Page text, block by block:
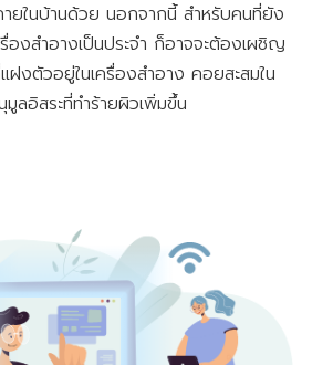
ยในบ้านด้วย นอกจากนี้ สำหรับคนที่ยัง
องสำอางเป็นประจำ ก็อาจจะต้องเผชิญ
ฝงตัวอยู่ในเครื่องสำอาง คอยสะสมใน
มูลอิสระที่ทำร้ายผิวเพิ่มขึ้น